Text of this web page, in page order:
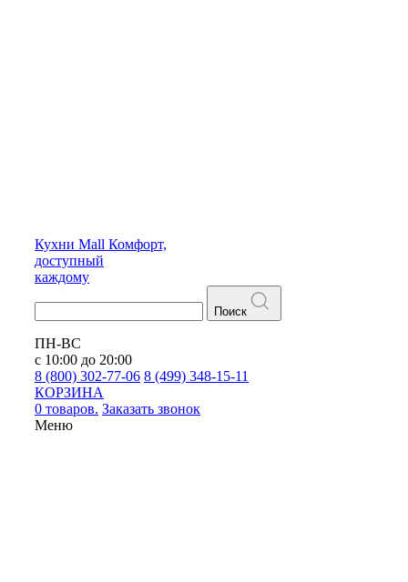
Кухни Mall Комфорт,
доступный
каждому
Поиск
ПН-ВС
с 10:00 до 20:00
8 (800) 302-77-06 8 (499) 348-15-11
КОРЗИНА
0 товаров. Заказать звонок
Меню